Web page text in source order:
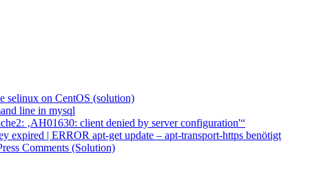
selinux on CentOS (solution)
line in mysql
‚AH01630: client denied by server configuration'“
expired | ERROR apt-get update – apt-transport-https benötigt
Comments (Solution)